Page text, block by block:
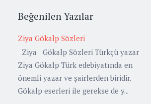
Beğenilen Yazılar
Ziya Gökalp Sözleri
Ziya Gökalp Sözleri Türkçü yazar
Ziya Gökalp Türk edebiyatında en
önemli yazar ve şairlerden biridir.
Gökalp eserleri ile gerekse de y...